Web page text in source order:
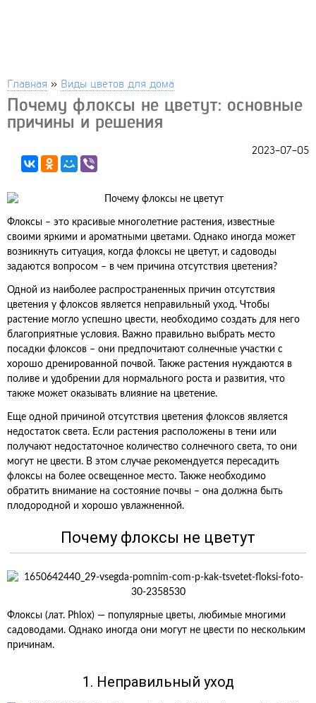
Главная » Виды цветов для дома
Почему флоксы не цветут: основные
причины и решения
2023-07-05
Флоксы – это красивые многолетние растения, известные
своими яркими и ароматными цветами. Однако иногда может
возникнуть ситуация, когда флоксы не цветут, и садоводы
задаются вопросом – в чем причина отсутствия цветения?
Одной из наиболее распространенных причин отсутствия
цветения у флоксов является неправильный уход. Чтобы
растение могло успешно цвести, необходимо создать для него
благоприятные условия. Важно правильно выбрать место
посадки флоксов – они предпочитают солнечные участки с
хорошо дренированной почвой. Также растения нуждаются в
поливе и удобрении для нормального роста и развития, что
также может оказывать влияние на цветение.
Еще одной причиной отсутствия цветения флоксов является
недостаток света. Если растения расположены в тени или
получают недостаточное количество солнечного света, то они
могут не цвести. В этом случае рекомендуется пересадить
флоксы на более освещенное место. Также необходимо
обратить внимание на состояние почвы – она должна быть
плодородной и хорошо увлажненной.
Почему флоксы не цветут
Флоксы (лат. Phlox) — популярные цветы, любимые многими
садоводами. Однако иногда они могут не цвести по нескольким
причинам.
1. Неправильный уход